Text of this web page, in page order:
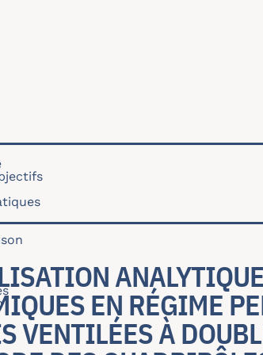
principale
EN RÉGIME
VENTILÉES À